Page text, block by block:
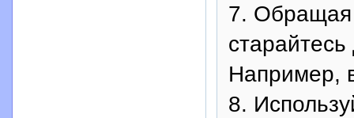
7. Обращая
Например,
8.